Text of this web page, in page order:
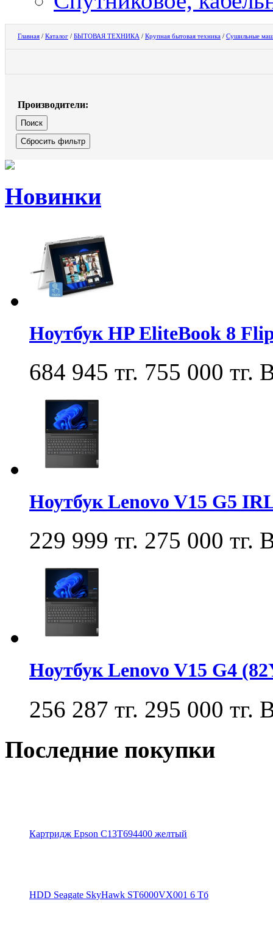
Главная / Каталог / БЫТОВАЯ ТЕХНИКА / Крупная бытовая техника / Сушильные
Производители:
Новинки
Ноутбук HP EliteBook 8
684 945 тг. 755 000 тг.
Ноутбук Lenovo V15 G5
229 999 тг. 275 000 тг.
Ноутбук Lenovo V15 G4
256 287 тг. 295 000 тг.
Последние покупки
Картридж Epson C13T694400 желтый
HDD Seagate SkyHawk ST6000VX001 6 Тб